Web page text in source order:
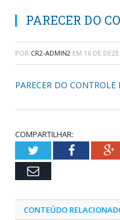
PARECER DO
POR CR2-ADMIN2 EM 16 DE
PARECER DO CONTROLE
COMPARTILHAR:
TwitterFacebook
Email
CONTEÚDO